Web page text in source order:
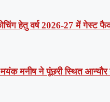
कोचिंग हेतु वर्ष 2026-27 में
मनीष ने पूंछरी स्थित आन्यौर